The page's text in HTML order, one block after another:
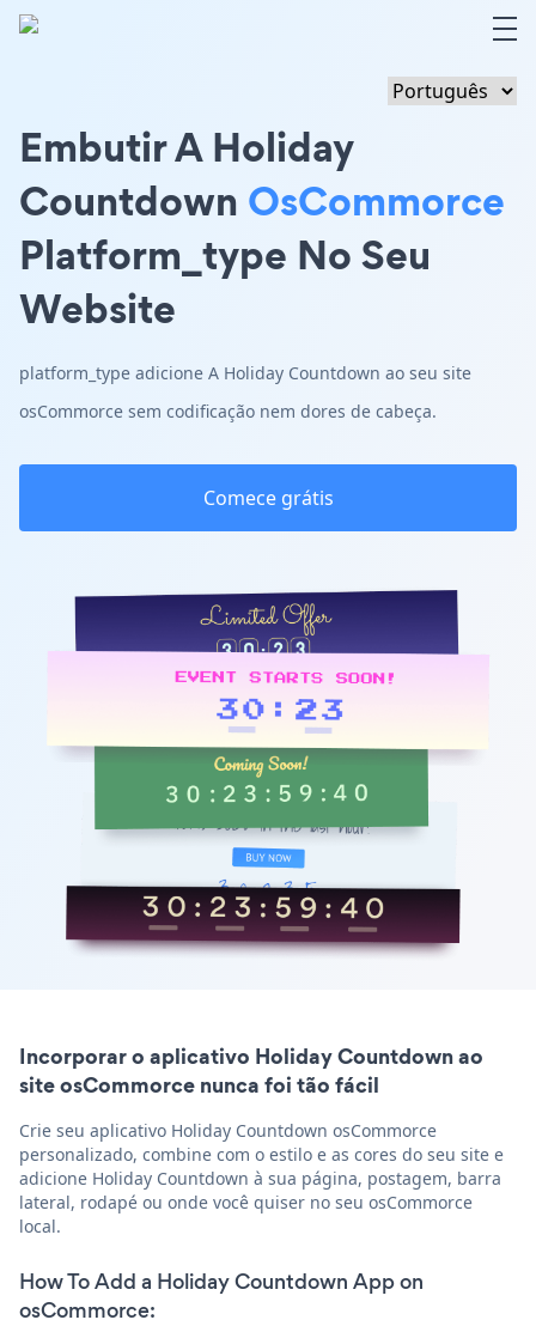
Embutir A Holiday
Countdown OsCommorce
Platform_type No Seu
Website
platform_type adicione A Holiday Countdown ao seu site
osCommorce sem codificação nem dores de cabeça.
Comece grátis
Incorporar o aplicativo Holiday Countdown ao
site osCommorce nunca foi tão fácil
Crie seu aplicativo Holiday Countdown osCommorce
personalizado, combine com o estilo e as cores do seu site e
adicione Holiday Countdown à sua página, postagem, barra
lateral, rodapé ou onde você quiser no seu osCommorce
local.
How To Add a Holiday Countdown App on
osCommorce: